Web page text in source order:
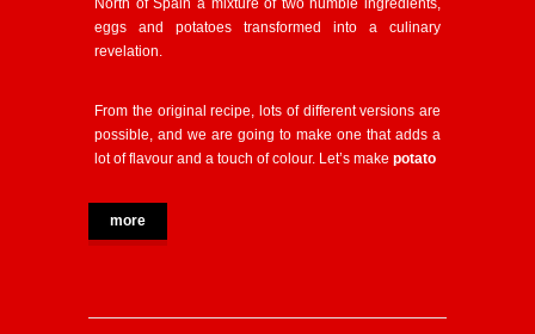
eggs and potatoes transformed into a culinary
revelation.
From the original recipe, lots of different versions are
possible, and we are going to make one that adds a
lot of flavour and a touch of colour. Let’s make potato
more